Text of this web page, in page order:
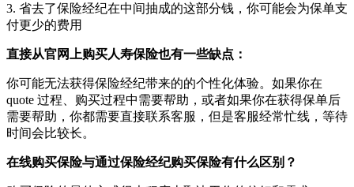
3. 省去了保险经纪在中间抽成的这部分钱，你可能会为保单支
付更少的费用
直接从官网上购买人寿保险也有一些缺点：
你可能无法获得保险经纪带来的的个性化体验。如果你在
quote 过程、购买过程中需要帮助，或者如果你在获得保单后
需要帮助，你都需要直接联系客服，但是客服经常忙线，等待
时间会比较长。
在线购买保险与通过保险经纪购买保险有什么区别？